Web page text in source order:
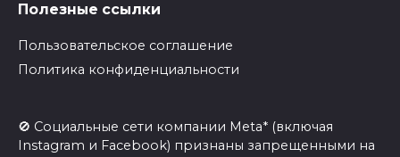
Полезные ссылки
Пользовательское соглашение
Политика конфиденциальности
🚫 Социальные сети компании Meta* (включая
Instagram и Facebook) признаны запрещенными на